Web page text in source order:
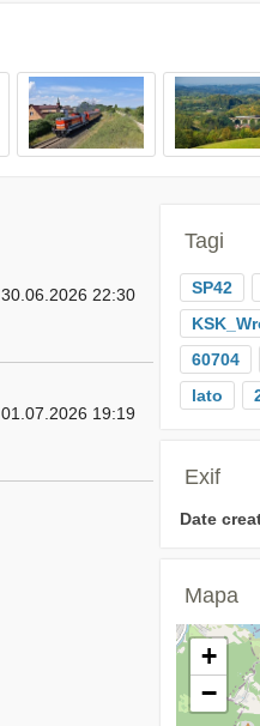
30.06.2026 22:30
01.07.2026 19:19
Tagi
SP42
60704
lato
Exif
Date
Mapa
+
−